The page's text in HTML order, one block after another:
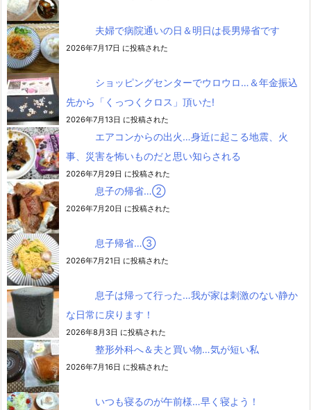
夫婦で病院通いの日＆明日は長男帰省です
2026年7月17日 に投稿された
ショッピングセンターでウロウロ…＆年金振込
先から「くっつくクロス」頂いた!
2026年7月13日 に投稿された
エアコンからの出火…身近に起こる地震、火
事、災害を怖いものだと思い知らされる
2026年7月29日 に投稿された
息子の帰省…②
2026年7月20日 に投稿された
息子帰省…③
2026年7月21日 に投稿された
息子は帰って行った…我が家は刺激のない静か
な日常に戻ります！
2026年8月3日 に投稿された
整形外科へ＆夫と買い物…気が短い私
2026年7月16日 に投稿された
いつも寝るのが午前様…早く寝よう！